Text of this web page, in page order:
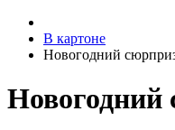
В картоне
Новогодний
Новогодний